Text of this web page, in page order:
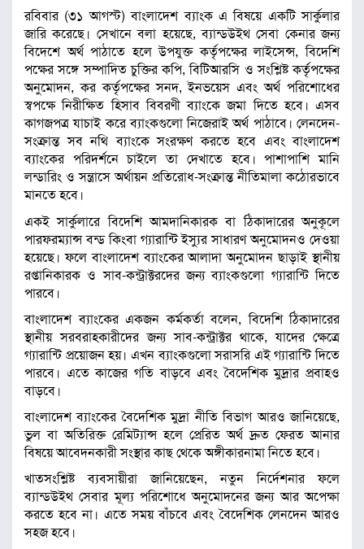
রবিবার (৩১ আগস্ট) বাংলাদেশ ব্যাংক এ বিষয়ে একটি সার্কুলার
জারি করেছে। সেখানে বলা হয়েছে, ব্যান্ডউইথ সেবা কেনার জন্য
বিদেশে অর্থ পাঠাতে হলে উপযুক্ত কর্তৃপক্ষের লাইসেন্স, বিদেশি
পক্ষের সঙ্গে সম্পাদিত চুক্তির কপি, বিটিআরসি ও সংশ্লিষ্ট কর্তৃপক্ষের
অনুমোদন, কর কর্তৃপক্ষের সনদ, ইনভয়েস এবং অর্থ পরিশোধের
স্বপক্ষে নিরীক্ষিত হিসাব বিবরণী ব্যাংকে জমা দিতে হবে। এসব
কাগজপত্র যাচাই করে ব্যাংকগুলো নিজেরাই অর্থ পাঠাবে। লেনদেন-
সংক্রান্ত সব নথি ব্যাংকে সংরক্ষণ করতে হবে এবং বাংলাদেশ
ব্যাংকের পরিদর্শনে চাইলে তা দেখাতে হবে। পাশাপাশি মানি
লন্ডারিং ও সন্ত্রাসে অর্থায়ন প্রতিরোধ-সংক্রান্ত নীতিমালা কঠোরভাবে
মানতে হবে।
একই সার্কুলারে বিদেশি আমদানিকারক বা ঠিকাদারের অনুকূলে
পারফরম্যান্স বন্ড কিংবা গ্যারান্টি ইস্যুর সাধারণ অনুমোদনও দেওয়া
হয়েছে। ফলে বাংলাদেশ ব্যাংকের আলাদা অনুমোদন ছাড়াই স্থানীয়
রপ্তানিকারক ও সাব-কন্ট্রাক্টরদের জন্য ব্যাংকগুলো গ্যারান্টি দিতে
পারবে।
বাংলাদেশ ব্যাংকের একজন কর্মকর্তা বলেন, বিদেশি ঠিকাদারের
স্থানীয় সরবরাহকারীদের জন্য সাব-কন্ট্রাক্টর থাকে, যাদের ক্ষেত্রে
গ্যারান্টি প্রয়োজন হয়। এখন ব্যাংকগুলো সরাসরি এই গ্যারান্টি দিতে
পারবে। এতে কাজের গতি বাড়বে এবং বৈদেশিক মুদ্রার প্রবাহও
বাড়বে।
বাংলাদেশ ব্যাংকের বৈদেশিক মুদ্রা নীতি বিভাগ আরও জানিয়েছে,
ভুল বা অতিরিক্ত রেমিট্যান্স হলে প্রেরিত অর্থ দ্রুত ফেরত আনার
বিষয়ে আবেদনকারী সংস্থার কাছ থেকে অঙ্গীকারনামা নিতে হবে।
খাতসংশ্লিষ্ট ব্যবসায়ীরা জানিয়েছেন, নতুন নির্দেশনার ফলে
ব্যান্ডউইথ সেবার মূল্য পরিশোধে অনুমোদনের জন্য আর অপেক্ষা
করতে হবে না। এতে সময় বাঁচবে এবং বৈদেশিক লেনদেন আরও
সহজ হবে।